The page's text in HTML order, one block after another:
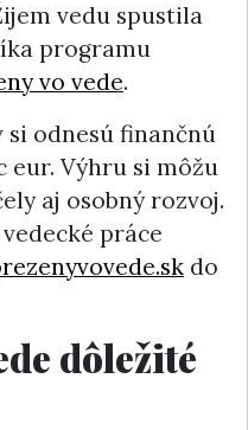
vedu spustila
programu
vo vede.
odnesú finančnú
eur. Výhru si môžu
aj osobný rozvoj.
práce
do
dôležité